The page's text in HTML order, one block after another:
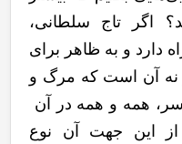
اگر تاج سلطانی،
دارد و به ظاهر برای
نه آن است که مرگ و
همه و همه در آن
این جهت آن نوع